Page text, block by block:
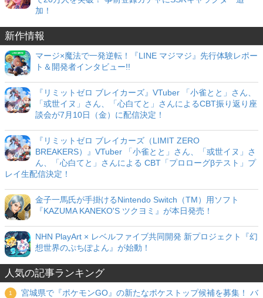
加！
新作情報
マージ×魔法で一発逆転！『LINE マジマジ』先行体験レポー
ト＆開発者インタビュー!!
『リミットゼロ ブレイカーズ』VTuber 「小雀とと」さん、
「或世イヌ」さん、「心白てと」さんによるCBT振り返り座
談会が7月10日（金）に配信決定！
『リミットゼロ ブレイカーズ（LIMIT ZERO
BREAKERS）』VTuber 「小雀とと」さん、「或世イヌ」さ
ん、「心白てと」さんによる CBT「プロローグβテスト」プ
レイ生配信決定！
金子一馬氏が手掛けるNintendo Switch（TM）用ソフト
『KAZUMA KANEKO'S ツクヨミ』が本日発売！
NHN PlayArt × レベルファイブ共同開発 新プロジェクト『幻
想世界のぷちぽよん』が始動！
人気の記事ランキング
宮城県で『ポケモンGO』の新たなポケストップ候補を募集！ バ